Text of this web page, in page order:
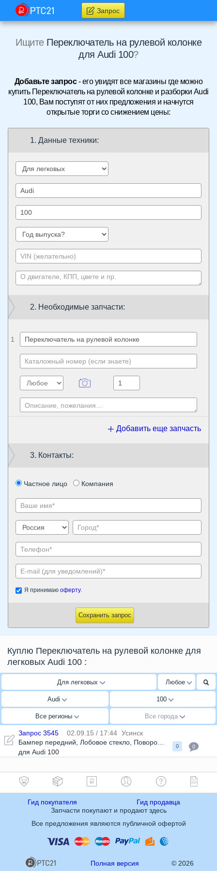
Запрос
Ищите Переключатель на рулевой колонке
для Audi 100?
Добавьте запрос- его увидят все магазины где можно
купить Переключатель на рулевой колонке и разборки Audi
100, Вам поступят от них предложения и начнутся
открытые торги со снижением цены:
1. Данные техники:
2. Необходимые запчасти:
1
Добавить еще запчасть
3. Контакты:
Частное лицо Компания
Я принимаю оферту.
Сохранить запрос
Куплю Переключатель на рулевой колонке для
легковых Audi 100 :
Для легковых Любое
Audi 100
Все регионы Все города
Запрос 3545 02.09.15 / 17:44 Усинск
Бампер передний
Лобовое стекло Поворотники,Решетка
для Audi 100
0 0
Гид покупателя
Гид продавца
Запчасти покупают и продают здесь
Все предложения являются публичной офертой
Полная версия © 2026